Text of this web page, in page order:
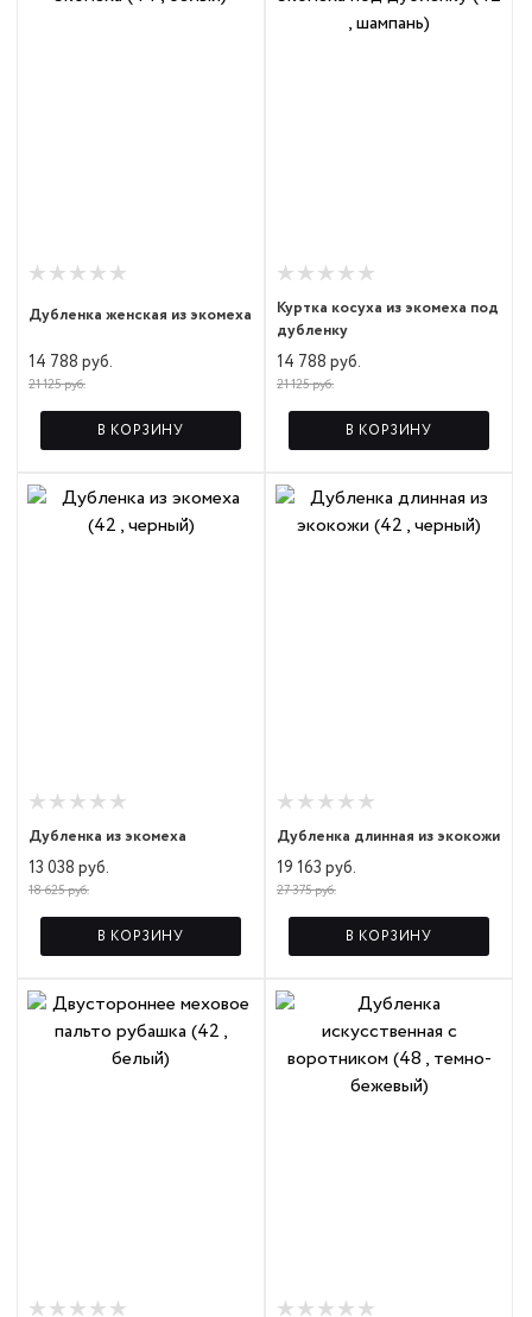
Дубленка женская из экомеха
14 788 руб.
21 125 руб.
В КОРЗИНУ
Куртка косуха из экомеха под
дубленку
14 788 руб.
21 125 руб.
В КОРЗИНУ
Дубленка из экомеха
13 038 руб.
18 625 руб.
В КОРЗИНУ
Дубленка длинная из экокожи
19 163 руб.
27 375 руб.
В КОРЗИНУ